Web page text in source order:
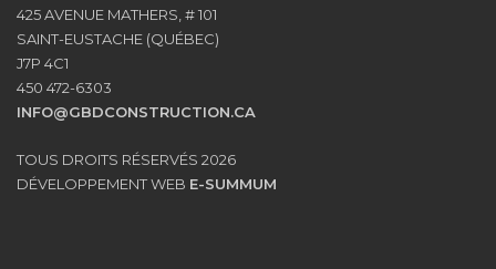
425 AVENUE MATHERS, # 101
SAINT-EUSTACHE (QUÉBEC)
J7P 4C1
450 472-6303
INFO@GBDCONSTRUCTION.CA
TOUS DROITS RÉSERVÉS 2026
DÉVELOPPEMENT WEB E-SUMMUM